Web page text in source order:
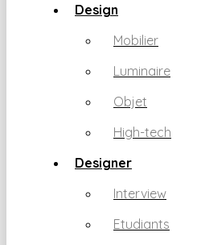
Design
Mobilier
Luminaire
Objet
High-tech
Designer
Interview
Etudiants